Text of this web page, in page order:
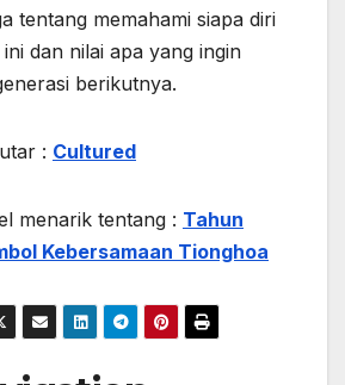
tentang memahami siapa diri
dan nilai apa yang ingin
berikutnya.
: Cultured
menarik tentang : Tahun
Kebersamaan Tionghoa